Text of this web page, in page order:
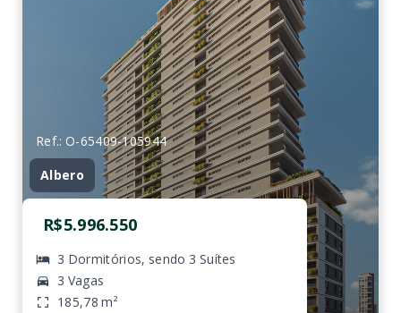
Ref.: O-65409-105944
Albero
R$5.996.550
3 Dormitórios, sendo 3 Suítes
3 Vagas
185,78 m²